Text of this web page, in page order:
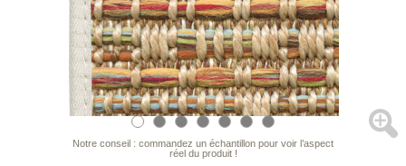
Notre conseil : commandez un échantillon pour voir l’aspect
réel du produit !